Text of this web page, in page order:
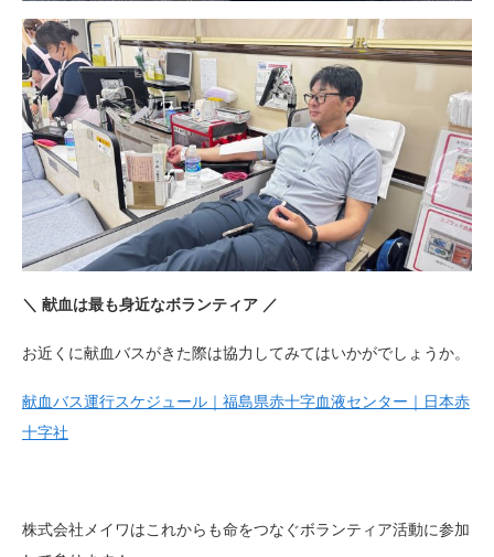
＼ 献血は最も身近なボランティア ／
お近くに献血バスがきた際は協力してみてはいかがでしょうか。
献血バス運行スケジュール｜福島県赤十字血液センター｜日本赤
十字社
株式会社メイワはこれからも命をつなぐボランティア活動に参加